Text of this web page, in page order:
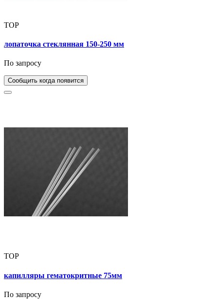
TOP
лопаточка стеклянная 150-250 мм
По запросу
Сообщить когда появится
TOP
капилляры гематокритные 75мм
По запросу